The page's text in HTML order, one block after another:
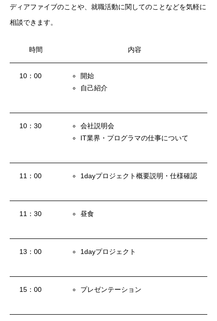
福利厚生
社員インタビュー
第二新卒採用エントリー
キャリア採用エントリー
ディアファイブのことや、就職活動に関してのことなどを気軽に
相談できます。
時間 内容
10：00
開始
自己紹介
10：30
会社説明会
IT業界・プログラマの仕事について
11：00 1dayプロジェクト概要説明・仕様確認
11：30 昼食
13：00 1dayプロジェクト
15：00 プレゼンテーション